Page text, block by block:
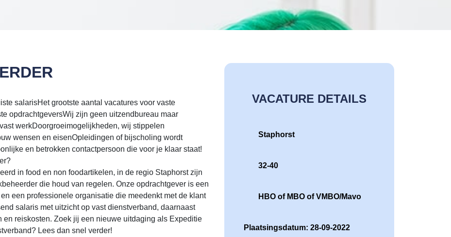
salarisHet grootste aantal vacatures voor vaste
opdrachtgeversWij zijn geen uitzendbureau maar
werkDoorgroeimogelijkheden, wij stippelen
wensen en eisenOpleidingen of bijscholing wordt
en betrokken contactpersoon die voor je klaar staat!
in food en non foodartikelen, in de regio Staphorst zijn
die houd van regelen. Onze opdrachtgever is een
een professionele organisatie die meedenkt met de klant
salaris met uitzicht op vast dienstverband, daarnaast
en reiskosten. Zoek jij een nieuwe uitdaging als Expeditie
Lees dan snel verder!
VACATURE DETAILS
Staphorst
32-40
HBO of MBO of VMBO/Mavo
Plaatsingsdatum: 28-09-2022